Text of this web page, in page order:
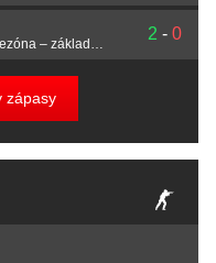
2. Tipsport COOL liga 9. sezóna – základní část
2 - 0
zápasy